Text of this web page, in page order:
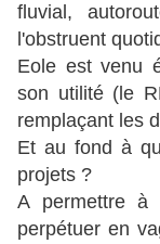
fluvial,
l'obstruent
Eole est venu
son utilité (le
remplaçant les
Et au fond à
projets ?
A permettre à
perpétuer en